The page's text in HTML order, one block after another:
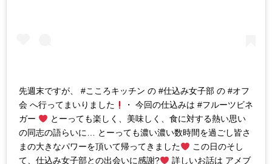
先週末ですが、 #こころキッチン の #仕込み女子部 の #オフ
会 へ行ってまいりました
・ 今回の仕込みは #フルーツビネ
ガー
とーっても楽しく、美味しく、食に対する熱い思い
の同志の語らいに… とーっても濃い濃い数時間を過ごし皆さ
まの大きなパワーを頂いて帰ってきました
この日のそし
て、仕込み女子部との出会いに感謝?
詳しいお話は アメブ